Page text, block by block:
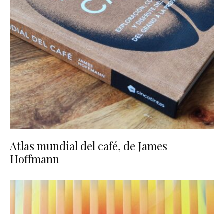
Atlas mundial del café, de James
Hoffmann